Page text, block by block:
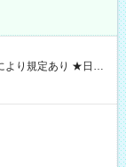
GET♪ お仕事後はコ
】試